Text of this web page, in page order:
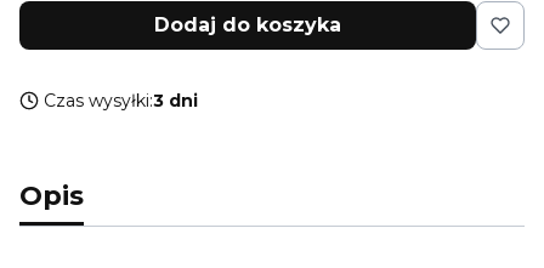
Dodaj do koszyka
Czas wysyłki:3 dni
Opis